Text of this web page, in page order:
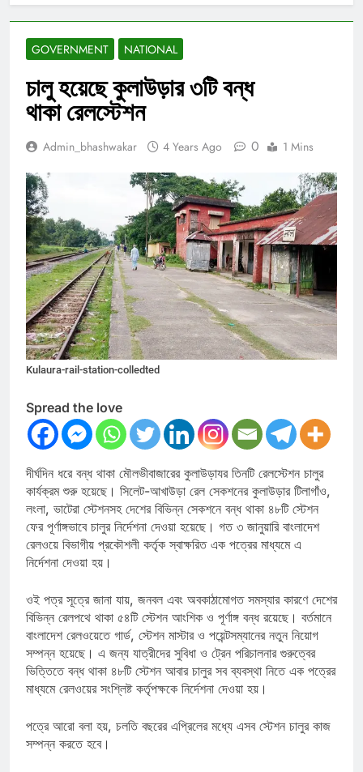
GOVERNMENT NATIONAL
চালু হয়েছে কুলাউড়ার ৩টি বন্ধ
থাকা রেলস্টেশন
Admin_bhashwakar 4 Years Ago 0 1 Mins
Kulaura-rail-station-colledted
Spread the love
দীর্ঘদিন ধরে বন্ধ থাকা মৌলভীবাজারের কুলাউড়াযর তিনটি রেলস্টেশন চালুর
কার্যক্রম শুরু হয়েছে। সিলেট-আখাউড়া রেল সেকশনের কুলাউড়ার টিলাগাঁও,
লংলা, ভাটেরা স্টেশনসহ দেশের বিভিন্ন সেকশনে বন্ধ থাকা ৪৮টি স্টেশন
ফের পূর্ণাঙ্গভাবে চালুর নির্দেশনা দেওয়া হয়েছে। গত ৩ জানুয়ারি বাংলাদেশ
রেলওয়ে বিভাগীয় প্রকৌশলী কর্তৃক স্বাক্ষরিত এক পত্রের মাধ্যমে এ
নির্দেশনা দেওয়া হয়।
ওই পত্র সূত্রে জানা যায়, জনবল এবং অবকাঠামোগত সমস্যার কারণে দেশের
বিভিন্ন রেলপথে থাকা ৫৪টি স্টেশন আংশিক ও পূর্ণাঙ্গ বন্ধ রয়েছে। বর্তমানে
বাংলাদেশ রেলওয়েতে গার্ড, স্টেশন মাস্টার ও পয়েন্টসম্যানের নতুন নিয়োগ
সম্পন্ন হয়েছে। এ জন্য যাত্রীদের সুবিধা ও ট্রেন পরিচালনার গুরুত্বের
ভিত্তিতে বন্ধ থাকা ৪৮টি স্টেশন আবার চালুর সব ব্যবস্থা নিতে এক পত্রের
মাধ্যমে রেলওয়ের সংশ্লিষ্ট কর্তৃপক্ষকে নির্দেশনা দেওয়া হয়।
পত্রে আরো বলা হয়, চলতি বছরের এপ্রিলের মধ্যে এসব স্টেশন চালুর কাজ
সম্পন্ন করতে হবে।